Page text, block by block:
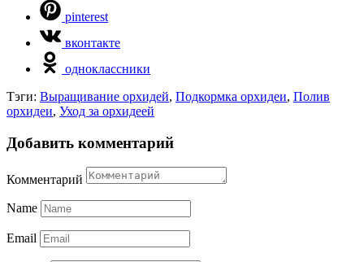
pinterest
вконтакте
одноклассники
Тэги: Выращивание орхидей, Подкормка орхидеи, Полив
орхидеи, Уход за орхидеей
Добавить комментарий
Комментарий
Name
Email